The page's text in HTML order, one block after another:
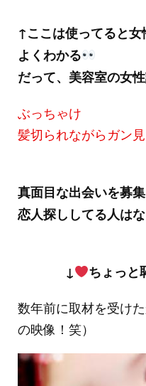
↑ここは使ってると
よくわかる
だって、美容室の女
ぶっちゃけ
髪切られながらガン見
真面目な出会いを募
恋人探ししてる人は
↓ ちょっと
数年前に取材を受け
の映像！笑）
動